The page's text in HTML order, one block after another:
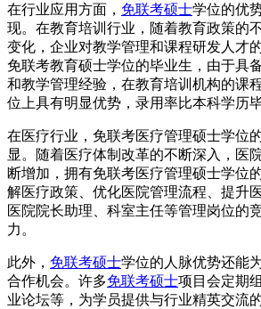
在行业应用方面， 免联考硕士学位的优
现。在教育培训行业，随着教育政策的
变化，企业对教学管理和课程研发人才
免联考教育硕士学位的毕业生，由于具
和教学管理经验，在教育培训机构的课
位上具有明显优势，录用率比本科学历毕
在医疗行业，免联考医疗管理硕士学位
显。随着医疗体制改革的不断深入，医
断增加，拥有免联考医疗管理硕士学位
解医疗政策、优化医院管理流程、提升
医院院长助理、科室主任等管理岗位的
力。
此外， 免联考硕士学位的人脉优势还能
合作机会。许多免联考硕士项目会定期
业论坛等，为学员提供与行业精英交流